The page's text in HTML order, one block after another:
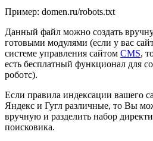
Пример: domen.ru/robots.txt
Данный файл можно создать
готовыми модулями (если у вас
системе управления сайтом CMS,
есть бесплатный функционал для
роботс).
Если правила индексации вашего
Яндекс и Гугл различные, то Вы
вручную и разделить набор
поисковика.